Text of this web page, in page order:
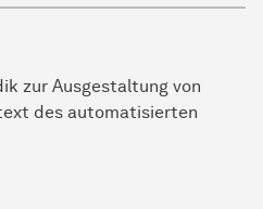
zur Ausgestaltung von
des automatisierten